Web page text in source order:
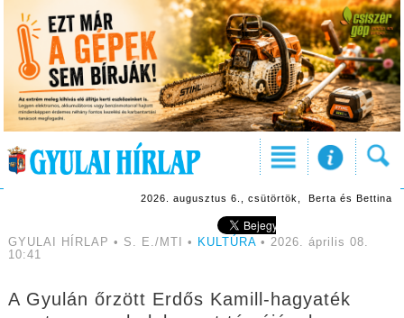
2026. augusztus 6., csütörtök, Berta és Bettina
GYULAI HÍRLAP • S. E./MTI • KULTÚRA• 2026. április 08.
10:41
A Gyulán őrzött Erdős Kamill-hagyaték